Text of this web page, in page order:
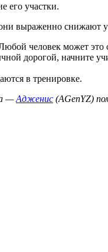
его участки.
выраженно снижают
человек может
дорогой, начните
в тренировке.
—Адженис (AGenYZ)